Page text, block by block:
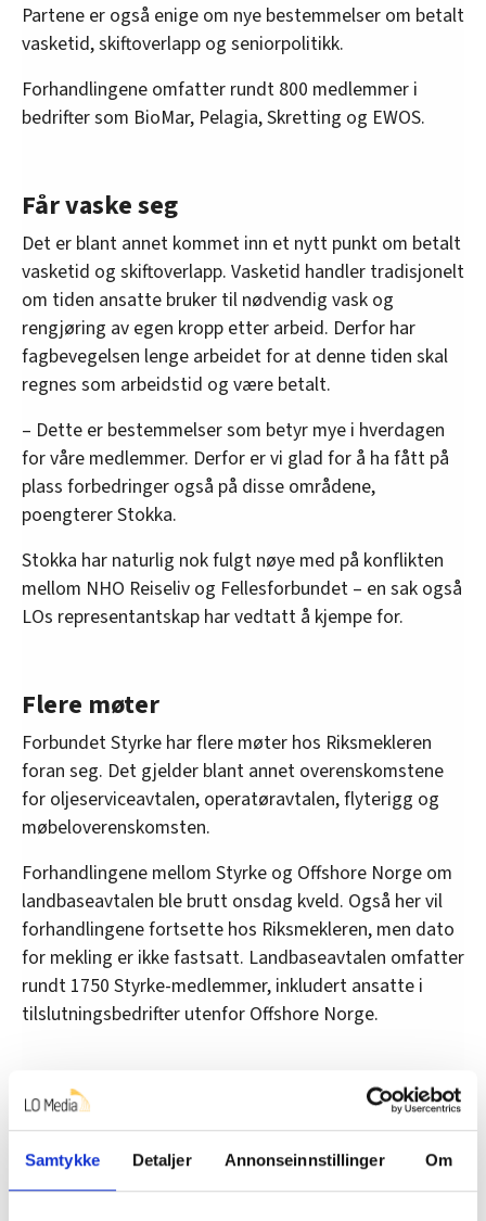
Samtykke Detaljer Annonseinnstillinger Om
Partene er også enige om nye bestemmelser om betalt
vasketid, skiftoverlapp og seniorpolitikk.
Forhandlingene omfatter rundt 800 medlemmer i
bedrifter som BioMar, Pelagia, Skretting og EWOS.
Får vaske seg
Det er blant annet kommet inn et nytt punkt om betalt
vasketid og skiftoverlapp. Vasketid handler tradisjonelt
om tiden ansatte bruker til nødvendig vask og
rengjøring av egen kropp etter arbeid. Derfor har
fagbevegelsen lenge arbeidet for at denne tiden skal
regnes som arbeidstid og være betalt.
– Dette er bestemmelser som betyr mye i hverdagen
for våre medlemmer. Derfor er vi glad for å ha fått på
plass forbedringer også på disse områdene,
poengterer Stokka.
Stokka har naturlig nok fulgt nøye med på konflikten
mellom NHO Reiseliv og Fellesforbundet – en sak også
LOs representantskap har vedtatt å kjempe for.
Flere møter
Forbundet Styrke har flere møter hos Riksmekleren
foran seg. Det gjelder blant annet overenskomstene
for oljeserviceavtalen, operatøravtalen, flyterigg og
møbeloverenskomsten.
Forhandlingene mellom Styrke og Offshore Norge om
landbaseavtalen ble brutt onsdag kveld. Også her vil
forhandlingene fortsette hos Riksmekleren, men dato
for mekling er ikke fastsatt. Landbaseavtalen omfatter
rundt 1750 Styrke-medlemmer, inkludert ansatte i
tilslutningsbedrifter utenfor Offshore Norge.
Nyheter Forbundet Styrke